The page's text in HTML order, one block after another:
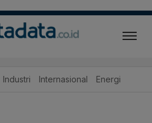
Industri Internasional Energi